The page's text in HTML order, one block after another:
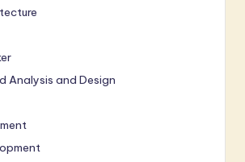
Analysis and Design